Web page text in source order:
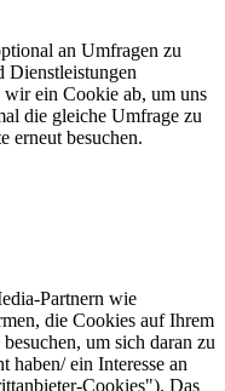
an Umfragen zu
Dienstleistungen
wir ein Cookie ab, um uns
die gleiche Umfrage zu
erneut besuchen.
Partnern wie
die Cookies auf Ihrem
um sich daran zu
haben/ ein Interesse an
Cookies"). Das